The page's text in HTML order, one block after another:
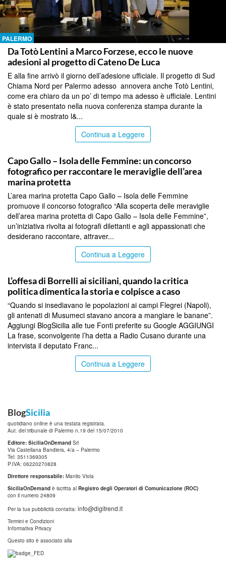
PALERMO
Da Totò Lentini a Marco Forzese, ecco le nuove
adesioni al progetto di Cateno De Luca
E alla fine arrivò il giorno dell’adesione ufficiale. Il progetto di Sud
Chiama Nord per Palermo adesso annovera anche Totò Lentini,
come era chiaro da un po’ di tempo ma adesso è ufficiale. Lentini
è stato presentato nella nuova conferenza stampa durante la
quale si è mostrato l&...
Continua a Leggere
Capo Gallo – Isola delle Femmine: un concorso
fotografico per raccontare le meraviglie dell’area
marina protetta
L’area marina protetta Capo Gallo – Isola delle Femmine
promuove il concorso fotografico “Alla scoperta delle meraviglie
dell’area marina protetta di Capo Gallo – Isola delle Femmine”,
un’iniziativa rivolta ai fotografi dilettanti e agli appassionati che
desiderano raccontare, attraver...
Continua a Leggere
L’offesa di Borrelli ai siciliani, quando la critica
politica dimentica la storia e colpisce a caso
“Quando si insediavano le popolazioni ai campi Flegrei (Napoli),
gli antenati di Musumeci stavano ancora a mangiare le banane”.
Aggiungi BlogSicilia alle tue Fonti preferite su Google AGGIUNGI
La frase, sconvolgente l’ha detta a Radio Cusano durante una
intervista il deputato Franc...
Continua a Leggere
BlogSicilia
quotidiano online è una testata registrata.
Aut. del tribunale di Palermo n.19 del 15/07/2010
Editore: SiciliaOnDemand Srl
Via Castellana Bandiera, 4/a – Palermo
Tel: 3511369305
P.IVA: 06220270828
Direttore responsabile: Manlio Viola
SiciliaOnDemand è iscritta al Registro degli Operatori di Comunicazione (ROC)
con il numero 24809
Per la tua pubblicità contatta: info@digitrend.it
Termini e Condizioni
Informativa Privacy
Questo sito è associato alla